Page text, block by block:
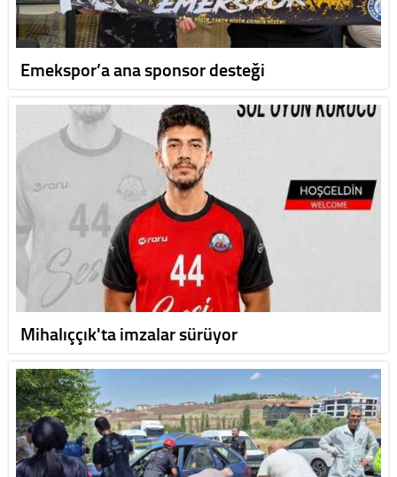
Emekspor’a ana sponsor desteği
Mihalıççık'ta imzalar sürüyor